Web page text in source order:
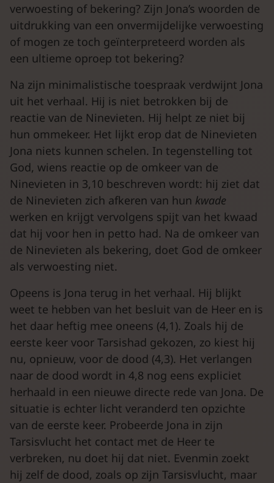
verwoesting of bekering? Zijn Jona’s woorden de
uitdrukking van een onvermijdelijke verwoesting
of mogen ze toch geïnterpreteerd worden als
een ultieme oproep tot bekering?
Na zijn minimalistische toespraak verdwijnt Jona
uit het verhaal. Hij is niet betrokken bij de
reactie van de Ninevieten. Hij helpt ze niet bij
hun ommekeer. Het lijkt erop dat de Ninevieten
Jona niets kunnen schelen. In tegenstelling tot
God, wiens reactie op de omkeer van de
Ninevieten in 3,10 beschreven wordt: hij ziet dat
de Ninevieten zich afkeren van hun kwade
werken en krijgt vervolgens spijt van het kwaad
dat hij voor hen in petto had. Na de omkeer van
de Ninevieten als bekering, doet God de omkeer
als verwoesting niet.
Opeens is Jona terug in het verhaal. Hij blijkt
weet te hebben van het besluit van de Heer en is
het daar heftig mee oneens (4,1). Zoals hij de
eerste keer voor Tarsishad gekozen, zo kiest hij
nu, opnieuw, voor de dood (4,3). Het verlangen
naar de dood wordt in 4,8 nog eens expliciet
herhaald in een nieuwe directe rede van Jona. De
situatie is echter licht veranderd ten opzichte
van de eerste keer. Probeerde Jona in zijn
Tarsisvlucht het contact met de Heer te
verbreken, nu doet hij dat niet. Evenmin zoekt
hij zelf de dood, zoals op zijn Tarsisvlucht, maar